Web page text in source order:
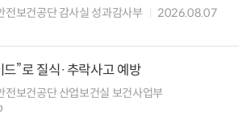
전보건공단 감사실 성과감사부
2026.08.07
”로 질식·추락사고 예방
전보건공단 산업보건실 보건사업부